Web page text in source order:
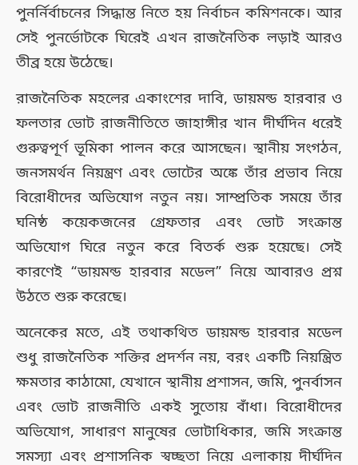
পুনর্নির্বাচনের সিদ্ধান্ত নিতে হয় নির্বাচন কমিশনকে। আর
সেই পুনর্ভোটকে ঘিরেই এখন রাজনৈতিক লড়াই আরও
তীব্র হয়ে উঠেছে।
রাজনৈতিক মহলের একাংশের দাবি, ডায়মন্ড হারবার ও
ফলতার ভোট রাজনীতিতে জাহাঙ্গীর খান দীর্ঘদিন ধরেই
গুরুত্বপূর্ণ ভূমিকা পালন করে আসছেন। স্থানীয় সংগঠন,
জনসমর্থন নিয়ন্ত্রণ এবং ভোটের অঙ্কে তাঁর প্রভাব নিয়ে
বিরোধীদের অভিযোগ নতুন নয়। সাম্প্রতিক সময়ে তাঁর
ঘনিষ্ঠ কয়েকজনের গ্রেফতার এবং ভোট সংক্রান্ত
অভিযোগ ঘিরে নতুন করে বিতর্ক শুরু হয়েছে। সেই
কারণেই “ডায়মন্ড হারবার মডেল” নিয়ে আবারও প্রশ্ন
উঠতে শুরু করেছে।
অনেকের মতে, এই তথাকথিত ডায়মন্ড হারবার মডেল
শুধু রাজনৈতিক শক্তির প্রদর্শন নয়, বরং একটি নিয়ন্ত্রিত
ক্ষমতার কাঠামো, যেখানে স্থানীয় প্রশাসন, জমি, পুনর্বাসন
এবং ভোট রাজনীতি একই সুতোয় বাঁধা। বিরোধীদের
অভিযোগ, সাধারণ মানুষের ভোটাধিকার, জমি সংক্রান্ত
সমস্যা এবং প্রশাসনিক স্বচ্ছতা নিয়ে এলাকায় দীর্ঘদিন